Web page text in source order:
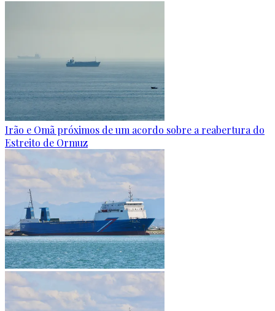
Irão e Omã próximos de um acordo sobre a reabertura do
Estreito de Ormuz